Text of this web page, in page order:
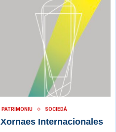
PATRIMONIU SOCIEDÁ
Internacionales